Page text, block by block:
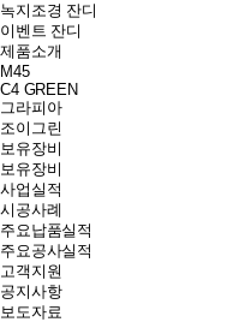
녹지조경 잔디
이벤트 잔디
제품소개
M45
C4 GREEN
그라피아
조이그린
보유장비
보유장비
사업실적
시공사례
주요납품실적
주요공사실적
고객지원
공지사항
보도자료